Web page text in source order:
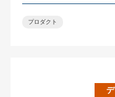
プロダクト